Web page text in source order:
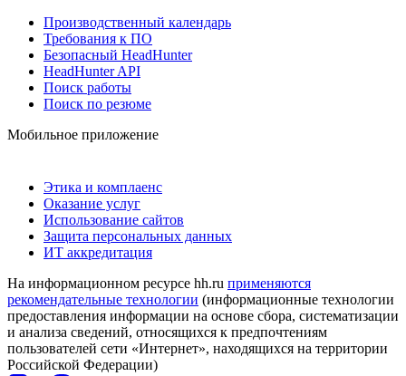
Производственный календарь
Требования к ПО
Безопасный HeadHunter
HeadHunter API
Поиск работы
Поиск по резюме
Мобильное приложение
Этика и комплаенс
Оказание услуг
Использование сайтов
Защита персональных данных
ИТ аккредитация
На информационном ресурсе hh.ru применяются
рекомендательные технологии (информационные технологии
предоставления информации на основе сбора, систематизации
и анализа сведений, относящихся к предпочтениям
пользователей сети «Интернет», находящихся на территории
Российской Федерации)